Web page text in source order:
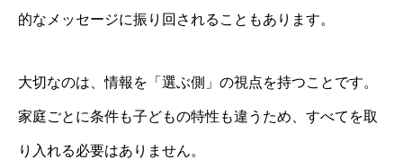
的なメッセージに振り回されることもあります。
大切なのは、情報を「選ぶ側」の視点を持つことです。
家庭ごとに条件も子どもの特性も違うため、すべてを取
り入れる必要はありません。